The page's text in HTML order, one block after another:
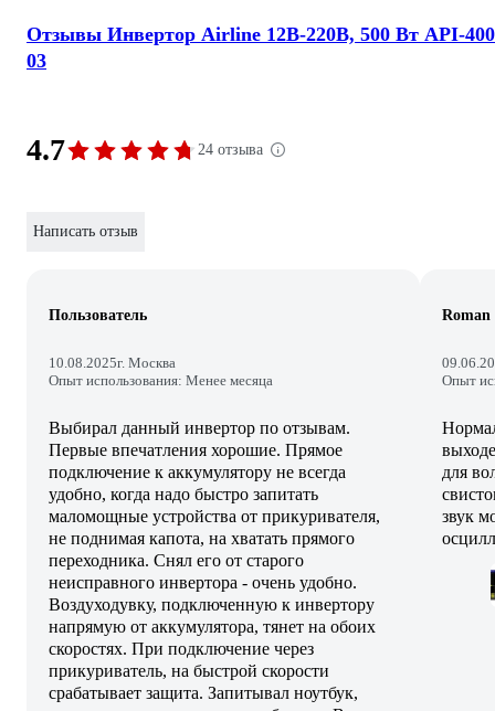
Отзывы Инвертор Airline 12В-220В, 500 Вт API-
03
4.7 24 отзыва
Написать отзыв
Пользователь
10.08.2025г. Москва
Опыт использования: Менее месяца
Выбирал данный инвертор по отзывам.
Первые впечатления хорошие. Прямое
подключение к аккумулятору не всегда
удобно, когда надо быстро запитать
маломощные устройства от прикуривателя,
не поднимая капота, на хватать прямого
переходника. Снял его от старого
неисправного инвертора - очень удобно.
Воздуходувку, подключенную к инвертору
напрямую от аккумулятора, тянет на обоих
скоростях. При подключение через
прикуриватель, на быстрой скорости
срабатывает защита. Запитывал ноутбук,
Roman
Опыт
для
звук